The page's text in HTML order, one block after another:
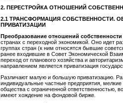
2. ПЕРЕСТРОЙКА ОТНОШЕНИЙ
2.1 ТРАНСФОРМАЦИЯ СОБСТВЕННОСТИ.
ПРИВАТИЗАЦИИ
Преобразование отношений собственности
странах с переходной экономикой. Оно идет
группах стран (к ним относятся бывшие
ранее входившие в Совет Экономической
переход от планового хозяйства и
направлением является приватизация
Различают малую и большую приватизацию.
индивидуальные частные предприятия,
общества с ограниченной ответственностью,
имеют хождение на фондовой бирже.